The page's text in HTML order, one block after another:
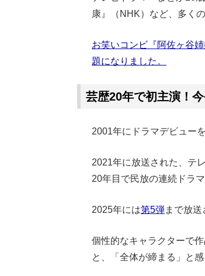
康』（NHK）など、多く
お笑いコンビ『阿佐ヶ谷
題になりました。
芸歴20年で初主演！
2001年にドラマデビュー
2021年に放送された、テ
20年目で民放の連続ドラ
2025年には第5弾まで放送
個性的なキャラクターで
と、「全体が締まる」と